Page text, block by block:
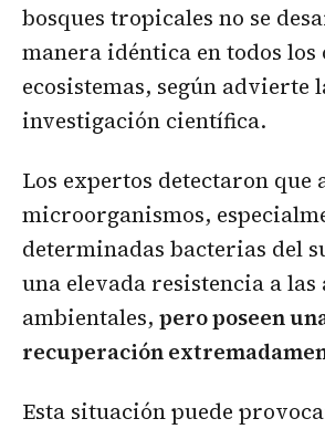
bosques tropicales no se
manera idéntica en todos
ecosistemas, según advierte
investigación científica.
Los expertos detectaron que
microorganismos,
determinadas bacterias del
una elevada resistencia a las
ambientales, pero poseen
recuperación
Esta situación puede